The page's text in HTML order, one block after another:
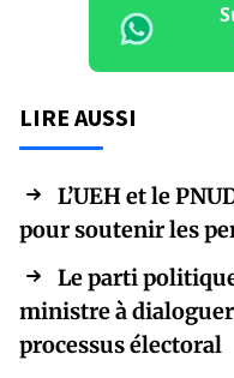
LIRE AUSSI
L’UEH et le
pour soutenir les
Le parti
ministre à
processus électoral